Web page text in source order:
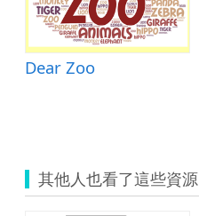
Dear Zoo
其他人也看了這些資源